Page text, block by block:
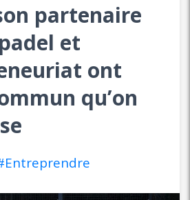
partenaire
et
ont
qu’on